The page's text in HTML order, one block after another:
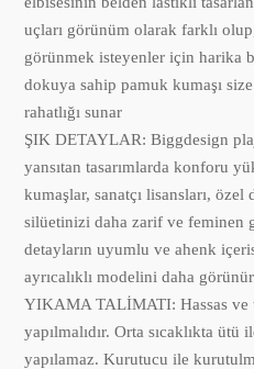
uçları görünüm olarak farklı
görünmek isteyenler için harika
dokuya sahip pamuk kumaşı
rahatlığı sunar
ŞIK DETAYLAR: Biggdesign
yansıtan tasarımlarda konforu
kumaşlar, sanatçı lisansları,
silüetinizi daha zarif ve feminen
detayların uyumlu ve ahenk
ayrıcalıklı modelini daha
YIKAMA TALİMATI: Hassas ve
yapılmalıdır. Orta sıcaklıkta
yapılamaz. Kurutucu ile